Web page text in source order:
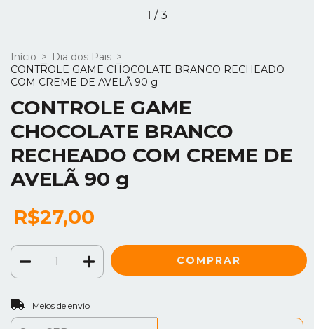
1 /3
Início > Dia dos Pais >
CONTROLE GAME CHOCOLATE BRANCO RECHEADO
COM CREME DE AVELÃ 90 g
CONTROLE GAME
CHOCOLATE BRANCO
RECHEADO COM CREME DE
AVELÃ 90 g
R$27,00
Entregas para o CEP:
Meios de envio